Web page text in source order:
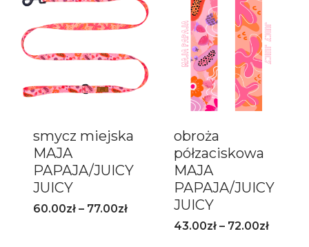
smycz miejska
MAJA
PAPAJA/JUICY
JUICY
60.00zł – 77.00zł
obroża
półzaciskowa
MAJA
PAPAJA/JUICY
JUICY
43.00zł – 72.00zł